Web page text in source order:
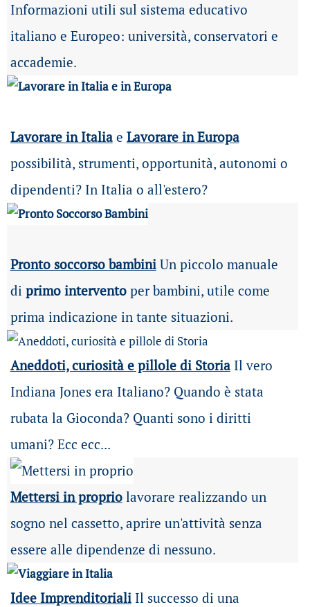
Informazioni utili sul sistema educativo
italiano e Europeo: università, conservatori e
accademie.
Lavorare in Italia e Lavorare in Europa
possibilità, strumenti, opportunità, autonomi o
dipendenti? In Italia o all'estero?
Pronto soccorso bambiniUn piccolo manuale
di primo interventoper bambini, utile come
prima indicazione in tante situazioni.
Aneddoti, curiosità e pillole di Storia Il vero
Indiana Jones era Italiano? Quando è stata
rubata la Gioconda? Quanti sono i diritti
umani? Ecc ecc...
Mettersi in propriolavorare realizzando un
sogno nel cassetto, aprire un'attività senza
essere alle dipendenze di nessuno.
Idee ImprenditorialiIl successo di una